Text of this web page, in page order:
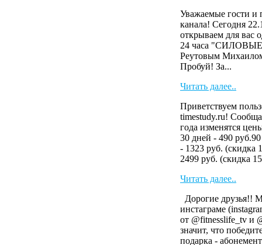
Уважаемые гости и
канала! Сегодня
открываем для вас
24 часа
Реутовым
Пробуй! За...
Читать далее..
Приветствуем
timestudy.ru!
года изменятся
30 дней - 490
- 1323 руб. (скидка
2499 руб. (скидка
Читать далее..
Дорогие друзья!!
инстаграме
от @fitnesslife_tv и
значит, что
подарка -